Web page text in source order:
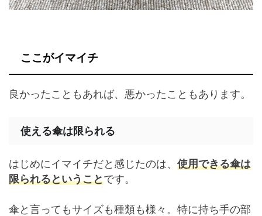
ここがイマイチ
良かったこともあれば、悪かったこともあります。
使える傘は限られる
はじめにイマイチだと感じたのは、 使用できる傘は
限られるということです。
傘と言ってもサイズも種類も様々。特に持ち手の部